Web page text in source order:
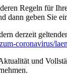
Regeln für
dann geben Sie
derzeit
coronavirus/­
und